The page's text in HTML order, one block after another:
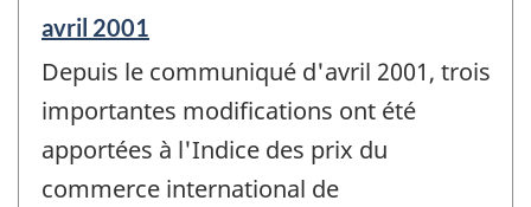
Période
référence
de
changement
-
avril 2001
Depuis le communiqué d'avril 2001, trois
importantes modifications ont été
apportées à l'Indice des prix du
commerce international de